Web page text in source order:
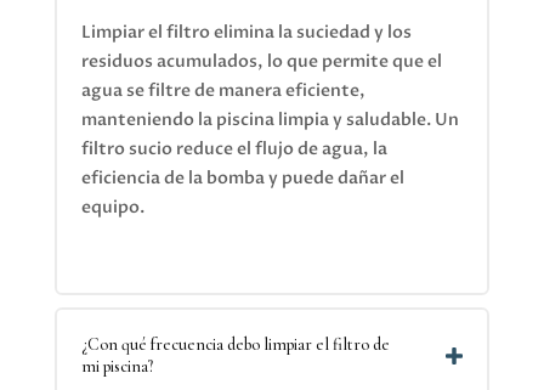
Limpiar el filtro elimina la suciedad y los
residuos acumulados, lo que permite que el
agua se filtre de manera eficiente,
manteniendo la piscina limpia y saludable. Un
filtro sucio reduce el flujo de agua, la
eficiencia de la bomba y puede dañar el
equipo.
¿Con qué frecuencia debo limpiar el filtro de
mi piscina?